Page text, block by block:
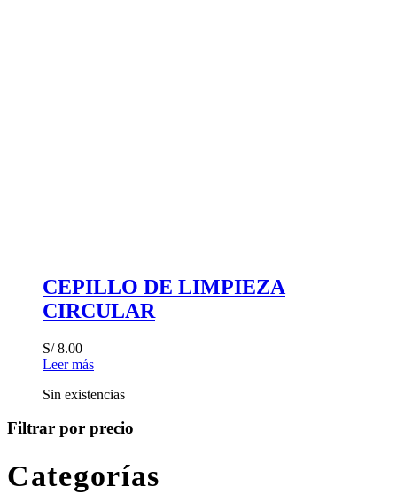
CEPILLO DE LIMPIEZA
CIRCULAR
S/8.00
Leer más
Sin existencias
Filtrar por precio
Categorías